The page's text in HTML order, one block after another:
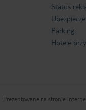
Status
Parkingi
Hotele
Prezentowane na stronie